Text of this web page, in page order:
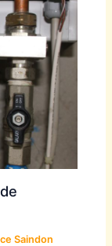
Saindon